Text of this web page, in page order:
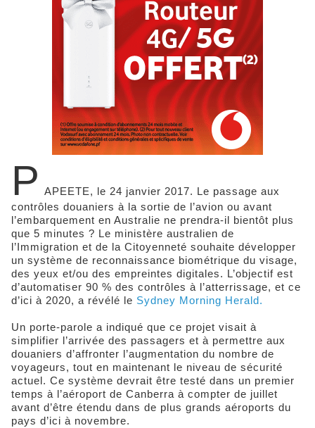
P APEETE, le 24 janvier 2017. Le passage aux
contrôles douaniers à la sortie de l’avion ou avant
l’embarquement en Australie ne prendra-il bientôt plus
que 5 minutes ? Le ministère australien de
l’Immigration et de la Citoyenneté souhaite développer
un système de reconnaissance biométrique du visage,
des yeux et/ou des empreintes digitales. L’objectif est
d’automatiser 90 % des contrôles à l’atterrissage, et ce
d’ici à 2020, a révélé le Sydney Morning Herald.
Un porte-parole a indiqué que ce projet visait à
simplifier l’arrivée des passagers et à permettre aux
douaniers d’affronter l’augmentation du nom­bre de
voyageurs, tout en maintenant le niveau de sécurité
actuel. Ce système devrait être testé dans un premier
temps à l’aéroport de Canberra à compter de juillet
avant d’être étendu dans de plus grands aéroports du
pays d’ici à novembre.